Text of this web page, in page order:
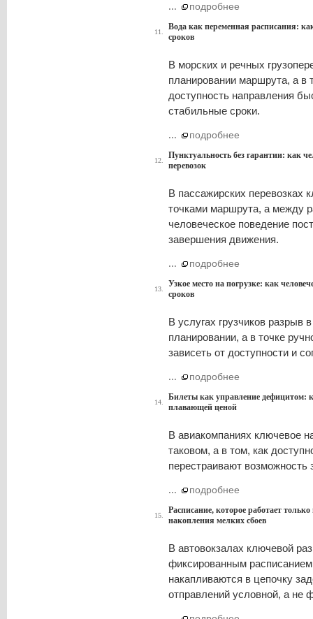
... подробнее
11.
Вода как переменная расписания:
сроков
В морских и речных
планировании маршрута, а в
доступность направления
стабильные сроки.
... подробнее
12.
Пунктуальность без гарантии: как
перевозок
В пассажирских перевозках
точками маршрута, а между
человеческое поведение
завершения движения.
... подробнее
13.
Узкое место на погрузке: как
сроков
В услугах грузчиков разрыв
планировании, а в точке
зависеть от доступности и
... подробнее
14.
Билеты как управление дефицитом:
плавающей ценой
В авиакомпаниях ключевое
таковом, а в том, как
перестраивают возможность
... подробнее
15.
Расписание, которое работает
накопления мелких сбоев
В автовокзалах ключевой
фиксированным
накапливаются в цепочку
отправлений условной, а не